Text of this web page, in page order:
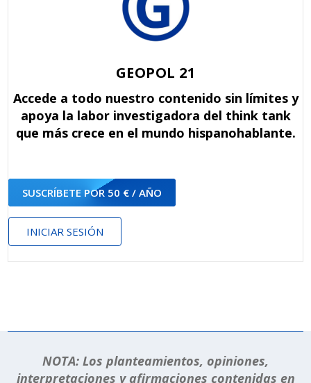
GEOPOL 21
Accede a todo nuestro contenido sin límites y
apoya la labor investigadora del think tank
que más crece en el mundo hispanohablante.
SUSCRÍBETE POR 50 € / AÑO
INICIAR SESIÓN
NOTA: Los planteamientos, opiniones,
interpretaciones y afirmaciones contenidas en